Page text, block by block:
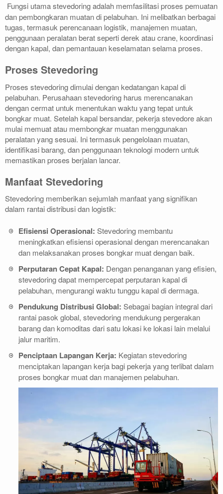
Fungsi utama stevedoring adalah memfasilitasi proses pemuatan
dan pembongkaran muatan di pelabuhan. Ini melibatkan berbagai
tugas, termasuk perencanaan logistik, manajemen muatan,
penggunaan peralatan berat seperti derek atau crane, koordinasi
dengan kapal, dan pemantauan keselamatan selama proses.
Proses Stevedoring
Proses stevedoring dimulai dengan kedatangan kapal di
pelabuhan. Perusahaan stevedoring harus merencanakan
dengan cermat untuk menentukan waktu yang tepat untuk
bongkar muat. Setelah kapal bersandar, pekerja stevedore akan
mulai memuat atau membongkar muatan menggunakan
peralatan yang sesuai. Ini termasuk pengelolaan muatan,
identifikasi barang, dan penggunaan teknologi modern untuk
memastikan proses berjalan lancar.
Manfaat Stevedoring
Stevedoring memberikan sejumlah manfaat yang signifikan
dalam rantai distribusi dan logistik:
Efisiensi Operasional: Stevedoring membantu
meningkatkan efisiensi operasional dengan merencanakan
dan melaksanakan proses bongkar muat dengan baik.
Perputaran Cepat Kapal: Dengan penanganan yang efisien,
stevedoring dapat mempercepat perputaran kapal di
pelabuhan, mengurangi waktu tunggu kapal di dermaga.
Pendukung Distribusi Global: Sebagai bagian integral dari
rantai pasok global, stevedoring mendukung pergerakan
barang dan komoditas dari satu lokasi ke lokasi lain melalui
jalur maritim.
Penciptaan Lapangan Kerja: Kegiatan stevedoring
menciptakan lapangan kerja bagi pekerja yang terlibat dalam
proses bongkar muat dan manajemen pelabuhan.